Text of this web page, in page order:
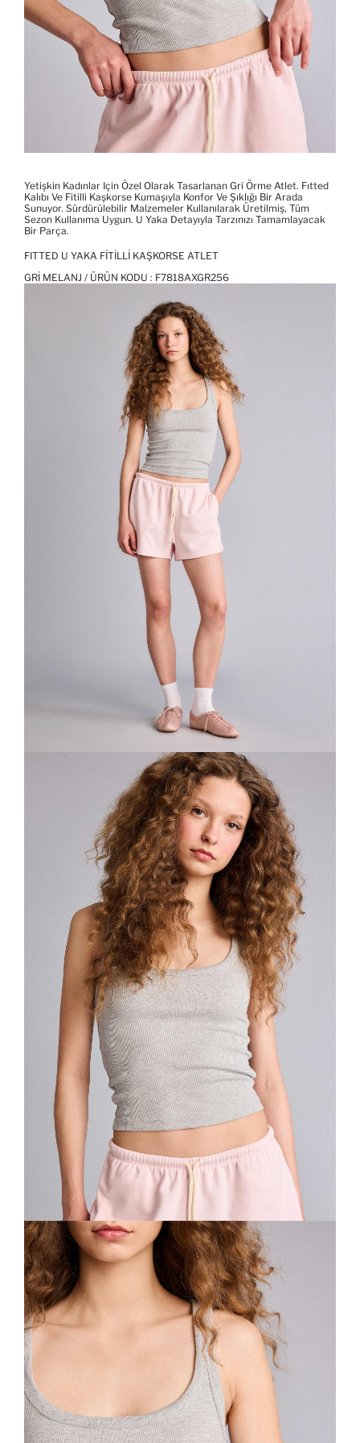
Yetişkin Kadınlar Için Özel Olarak Tasarlanan Gri Örme Atlet. Fıtted
Kalıbı Ve Fitilli Kaşkorse Kumaşıyla Konfor Ve Şıklığı Bir Arada
Sunuyor. Sürdürülebilir Malzemeler Kullanılarak Üretilmiş, Tüm
Sezon Kullanıma Uygun. U Yaka Detayıyla Tarzınızı Tamamlayacak
Bir Parça.
FITTED U YAKA FITILLI KAŞKORSE ATLET
GRI MELANJ / ÜRÜN KODU : F7818AXGR256